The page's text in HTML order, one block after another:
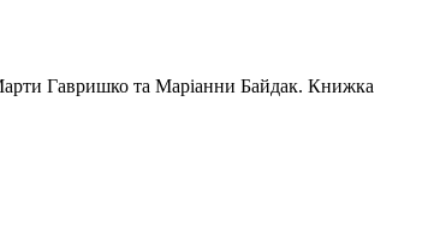
Марти Гавришко та Маріанни Байдак. Книжка